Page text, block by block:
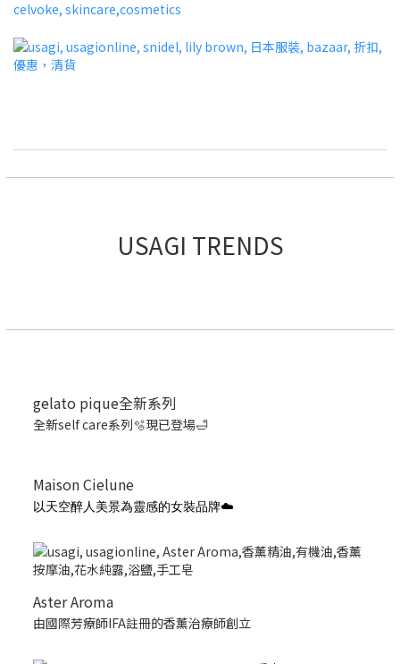
USAGI TRENDS
gelato pique全新系列
全新self care系列🫧現已登場🛁
Maison Cielune
以天空醉人美景為靈感的女裝品牌☁️
Aster Aroma
由國際芳療師IFA註冊的香薰治療師創立